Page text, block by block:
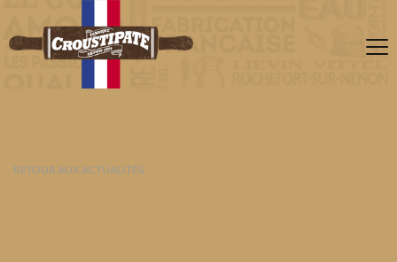
RETOUR AUX ACTUALITÉS